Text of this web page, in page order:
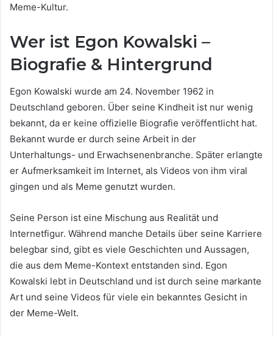
Meme-Kultur.
Wer ist Egon Kowalski –
Biografie & Hintergrund
Egon Kowalski wurde am 24. November 1962 in
Deutschland geboren. Über seine Kindheit ist nur wenig
bekannt, da er keine offizielle Biografie veröffentlicht hat.
Bekannt wurde er durch seine Arbeit in der
Unterhaltungs- und Erwachsenenbranche. Später erlangte
er Aufmerksamkeit im Internet, als Videos von ihm viral
gingen und als Meme genutzt wurden.
Seine Person ist eine Mischung aus Realität und
Internetfigur. Während manche Details über seine Karriere
belegbar sind, gibt es viele Geschichten und Aussagen,
die aus dem Meme-Kontext entstanden sind. Egon
Kowalski lebt in Deutschland und ist durch seine markante
Art und seine Videos für viele ein bekanntes Gesicht in
der Meme-Welt.